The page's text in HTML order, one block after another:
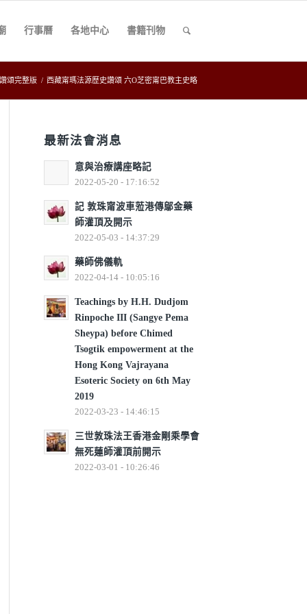
行事曆 各地中心 書籍刊物
頌完整版 / 西藏甯瑪法源歷史讚頌 六O芝密甯巴教主史略
最新法會消息
意與治療講座略記
2022-05-20 - 17:16:52
記 敦珠甯波車蒞港傳鄔金藥
師灌頂及開示
2022-05-03 - 14:37:29
藥師佛儀軌
2022-04-14 - 10:05:16
Teachings by H.H. Dudjom
Rinpoche III (Sangye Pema
Sheypa) before Chimed
Tsogtik empowerment at the
Hong Kong Vajrayana
Esoteric Society on 6th May
2019
2022-03-23 - 14:46:15
三世敦珠法王香港金剛乘學會
無死蓮師灌頂前開示
2022-03-01 - 10:26:46